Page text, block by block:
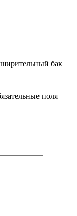
бак
поля